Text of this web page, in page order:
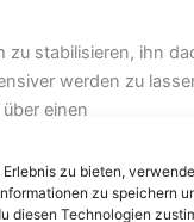
Erlebnis zu bieten,
zu speichern
diesen Technologien
zu stabilisieren, ihn
werden zu
einen